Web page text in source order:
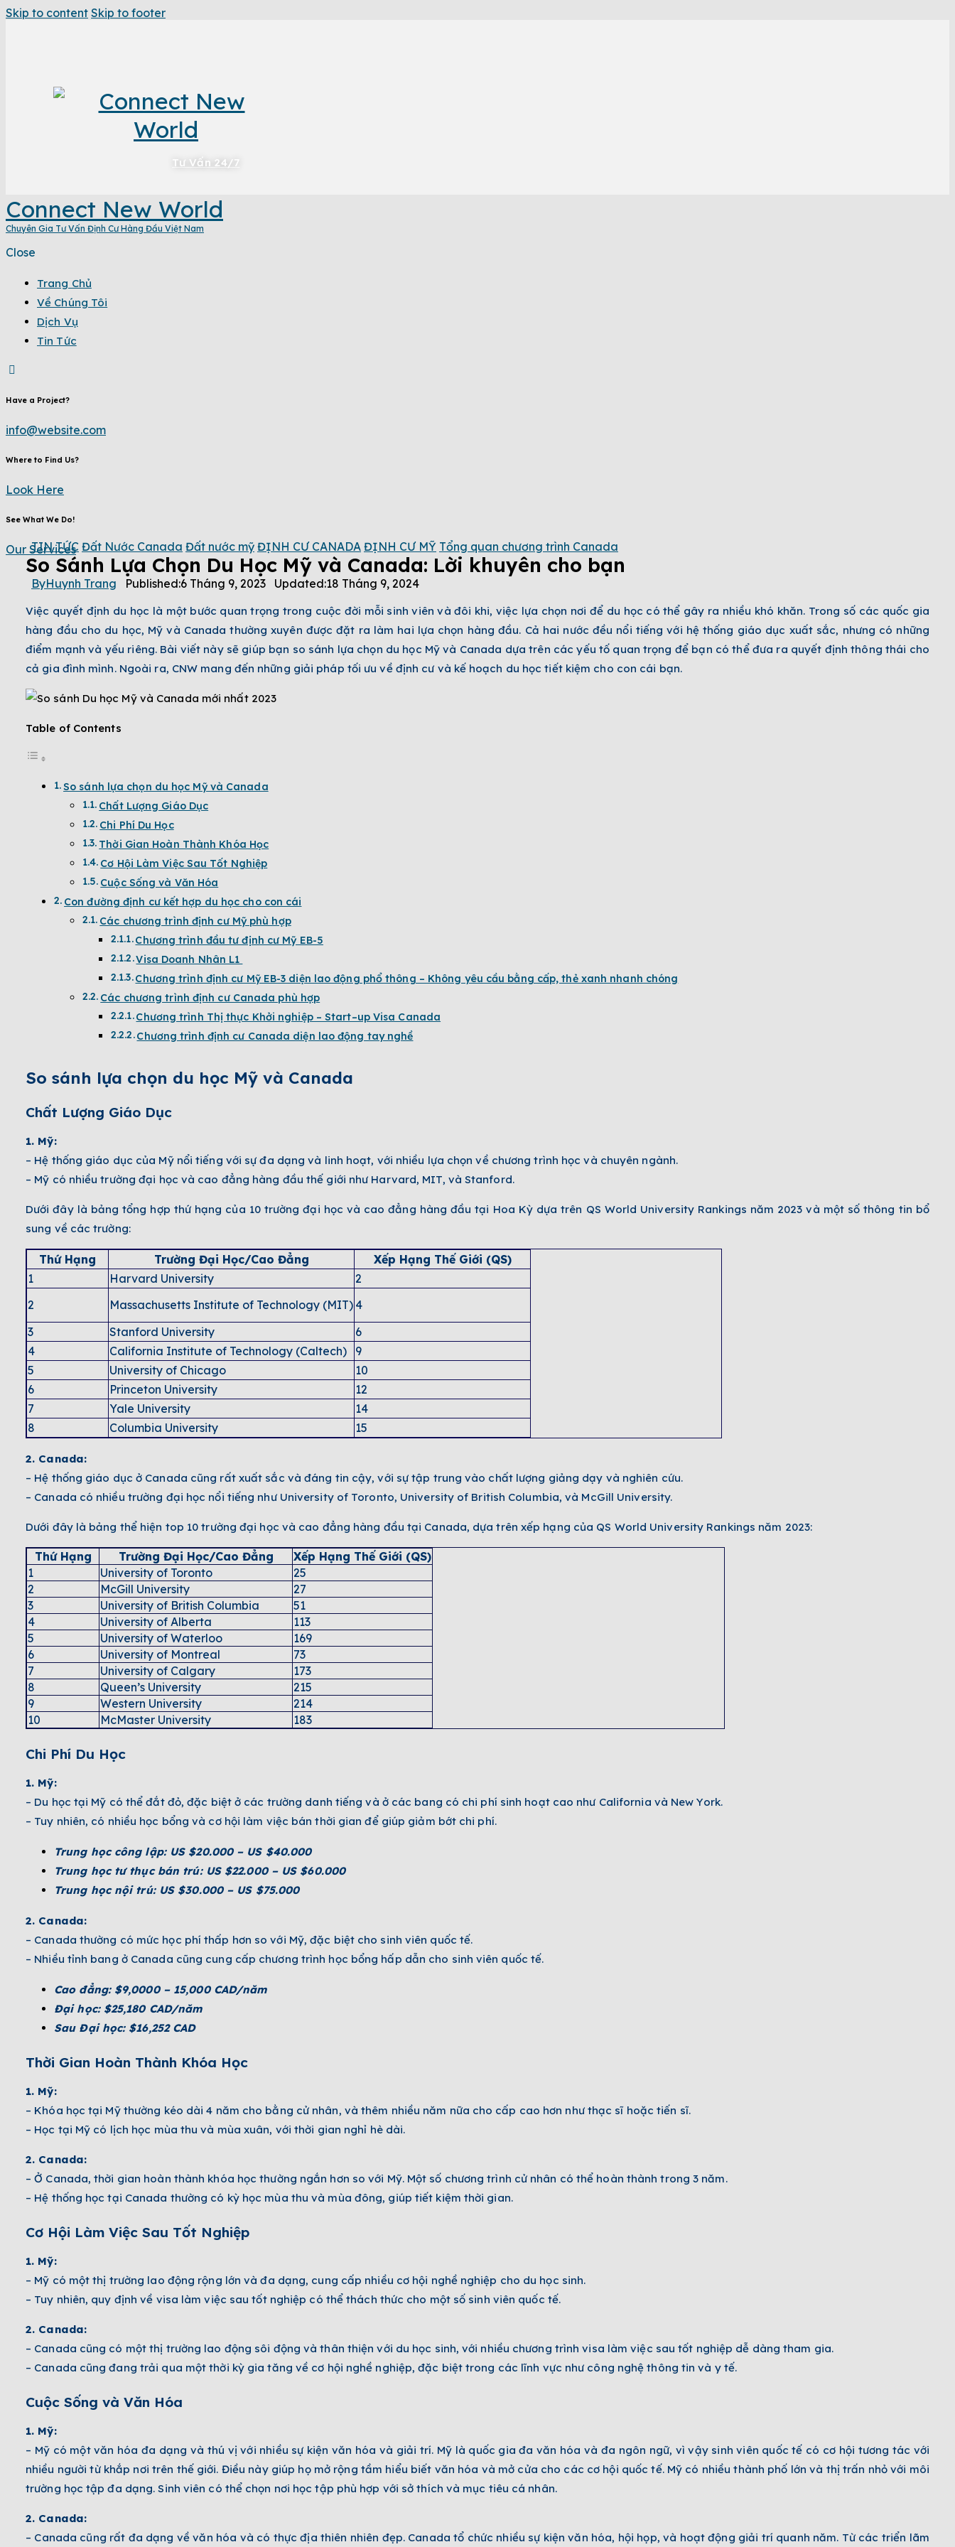
Skip to content Skip to footer
Tư Vấn 24/7
Connect New World
Chuyên Gia Tư Vấn Định Cư Hàng Đầu Việt Nam
Close
Trang Chủ
Về Chúng Tôi
Dịch Vụ
Tin Tức
Have a Project?
info@website.com
Where to Find Us?
Look Here
See What We Do!
Our Services
TIN TỨC Đất Nước Canada Đất nước mỹ ĐỊNH CƯ CANADA ĐỊNH CƯ MỸ Tổng quan chương trình Canada
So Sánh Lựa Chọn Du Học Mỹ và Canada: Lời khuyên cho bạn
ByHuynh Trang Published:6 Tháng 9, 2023 Updated:18 Tháng 9, 2024
Việc quyết định du học là một bước quan trọng trong cuộc đời mỗi sinh viên và đôi khi, việc lựa chọn nơi để du học có thể gây ra nhiều khó khăn. Trong số các quốc gia
hàng đầu cho du học, Mỹ và Canada thường xuyên được đặt ra làm hai lựa chọn hàng đầu. Cả hai nước đều nổi tiếng với hệ thống giáo dục xuất sắc, nhưng có những
điểm mạnh và yếu riêng. Bài viết này sẽ giúp bạn so sánh lựa chọn du học Mỹ và Canada dựa trên các yếu tố quan trọng để bạn có thể đưa ra quyết định thông thái cho
cả gia đình mình. Ngoài ra, CNW mang đến những giải pháp tối ưu về định cư và kế hoạch du học tiết kiệm cho con cái bạn.
Table of Contents
So sánh lựa chọn du học Mỹ và Canada
Chất Lượng Giáo Dục
Chi Phí Du Học
Thời Gian Hoàn Thành Khóa Học
Cơ Hội Làm Việc Sau Tốt Nghiệp
Cuộc Sống và Văn Hóa
Con đường định cư kết hợp du học cho con cái
Các chương trình định cư Mỹ phù hợp
Chương trình đầu tư định cư Mỹ EB-5
Visa Doanh Nhân L1
Chương trình định cư Mỹ EB-3 diện lao động phổ thông – Không yêu cầu bằng cấp, thẻ xanh nhanh chóng
Các chương trình định cư Canada phù hợp
Chương trình Thị thực Khởi nghiệp – Start–up Visa Canada
Chương trình định cư Canada diện lao động tay nghề
So sánh lựa chọn du học Mỹ và Canada
Chất Lượng Giáo Dục
1. Mỹ:
– Hệ thống giáo dục của Mỹ nổi tiếng với sự đa dạng và linh hoạt, với nhiều lựa chọn về chương trình học và chuyên ngành.
– Mỹ có nhiều trường đại học và cao đẳng hàng đầu thế giới như Harvard, MIT, và Stanford.
Dưới đây là bảng tổng hợp thứ hạng của 10 trường đại học và cao đẳng hàng đầu tại Hoa Kỳ dựa trên QS World University Rankings năm 2023 và một số thông tin bổ
sung về các trường:
Thứ Hạng Trường Đại Học/Cao Đẳng
Xếp Hạng Thế Giới (QS)
1
Harvard University
2
2
Massachusetts Institute of Technology (MIT) 4
3
Stanford University
6
4
California Institute of Technology (Caltech)
9
5
University of Chicago
10
6
Princeton University
12
7
Yale University
14
8
Columbia University
15
10
2. Canada:
– Hệ thống giáo dục ở Canada cũng rất xuất sắc và đáng tin cậy, với sự tập trung vào chất lượng giảng dạy và nghiên cứu.
– Canada có nhiều trường đại học nổi tiếng như University of Toronto, University of British Columbia, và McGill University.
Dưới đây là bảng thể hiện top 10 trường đại học và cao đẳng hàng đầu tại Canada, dựa trên xếp hạng của QS World University Rankings năm 2023:
Thứ Hạng Trường Đại Học/Cao Đẳng
Xếp Hạng Thế Giới (QS)
1
University of Toronto
25
2
McGill University
27
3
University of British Columbia
51
4
University of Alberta
113
5
University of Waterloo
169
6
University of Montreal
73
7
University of Calgary
173
8
Queen’s University
215
9
Western University
214
10
McMaster University 183
Chi Phí Du Học
1. Mỹ:
– Du học tại Mỹ có thể đắt đỏ, đặc biệt ở các trường danh tiếng và ở các bang có chi phí sinh hoạt cao như California và New York.
– Tuy nhiên, có nhiều học bổng và cơ hội làm việc bán thời gian để giúp giảm bớt chi phí.
Trung học công lập: US $20.000 – US $40.000
Trung học tư thục bán trú: US $22.000 – US $60.000
Trung học nội trú: US $30.000 – US $75.000
2. Canada:
– Canada thường có mức học phí thấp hơn so với Mỹ, đặc biệt cho sinh viên quốc tế.
– Nhiều tỉnh bang ở Canada cũng cung cấp chương trình học bổng hấp dẫn cho sinh viên quốc tế.
Cao đẳng: $9,0000 – 15,000 CAD/năm
Đại học: $25,180 CAD/năm
Sau Đại học: $16,252 CAD
Thời Gian Hoàn Thành Khóa Học
1. Mỹ:
– Khóa học tại Mỹ thường kéo dài 4 năm cho bằng cử nhân, và thêm nhiều năm nữa cho cấp cao hơn như thạc sĩ hoặc tiến sĩ.
– Học tại Mỹ có lịch học mùa thu và mùa xuân, với thời gian nghỉ hè dài.
2. Canada:
– Ở Canada, thời gian hoàn thành khóa học thường ngắn hơn so với Mỹ. Một số chương trình cử nhân có thể hoàn thành trong 3 năm.
– Hệ thống học tại Canada thường có kỳ học mùa thu và mùa đông, giúp tiết kiệm thời gian.
Cơ Hội Làm Việc Sau Tốt Nghiệp
1. Mỹ:
– Mỹ có một thị trường lao động rộng lớn và đa dạng, cung cấp nhiều cơ hội nghề nghiệp cho du học sinh.
– Tuy nhiên, quy định về visa làm việc sau tốt nghiệp có thể thách thức cho một số sinh viên quốc tế.
2. Canada:
– Canada cũng có một thị trường lao động sôi động và thân thiện với du học sinh, với nhiều chương trình visa làm việc sau tốt nghiệp dễ dàng tham gia.
– Canada cũng đang trải qua một thời kỳ gia tăng về cơ hội nghề nghiệp, đặc biệt trong các lĩnh vực như công nghệ thông tin và y tế.
Cuộc Sống và Văn Hóa
1. Mỹ:
– Mỹ có một văn hóa đa dạng và thú vị với nhiều sự kiện văn hóa và giải trí. Mỹ là quốc gia đa văn hóa và đa ngôn ngữ, vì vậy sinh viên quốc tế có cơ hội tương tác với
nhiều người từ khắp nơi trên thế giới. Điều này giúp họ mở rộng tầm hiểu biết văn hóa và mở cửa cho các cơ hội quốc tế. Mỹ có nhiều thành phố lớn và thị trấn nhỏ với môi
trường học tập đa dạng. Sinh viên có thể chọn nơi học tập phù hợp với sở thích và mục tiêu cá nhân.
2. Canada:
– Canada cũng rất đa dạng về văn hóa và có thực địa thiên nhiên đẹp. Canada tổ chức nhiều sự kiện văn hóa, hội họp, và hoạt động giải trí quanh năm. Từ các triển lãm